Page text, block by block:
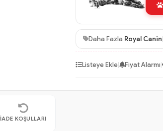
Daha Fazla Royal Canin
Listeye Ekle| Fiyat Alarmı|
İADE KOŞULLARI